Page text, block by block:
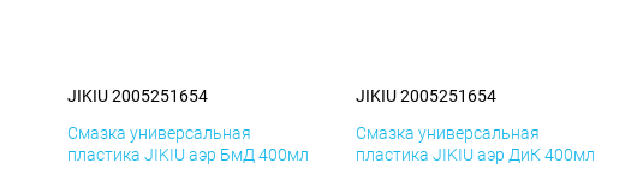
JIKIU 2005251654
Смазка универсальная
пластика JIKIU аэр БмД 400мл
JIKIU 2005251654
Смазка универсальная
пластика JIKIU аэр ДиК 400мл